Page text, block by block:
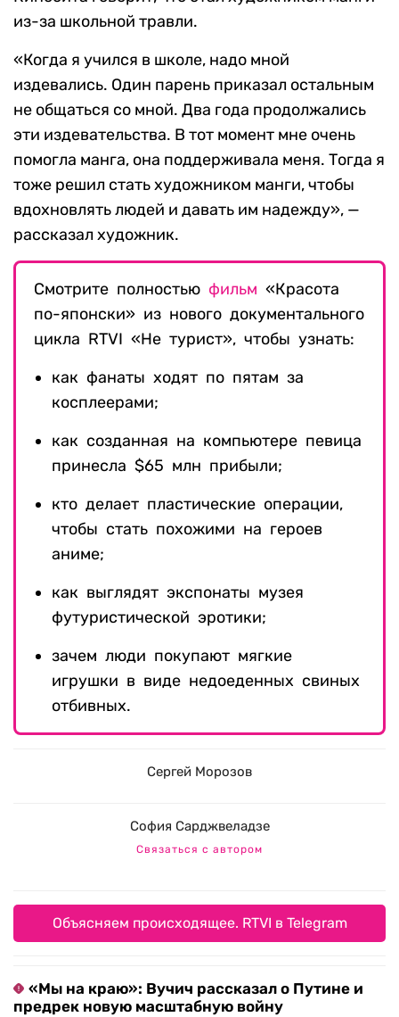
из-за школьной травли.
«Когда я учился в школе, надо мной
издевались. Один парень приказал остальным
не общаться со мной. Два года продолжались
эти издевательства. В тот момент мне очень
помогла манга, она поддерживала меня. Тогда я
тоже решил стать художником манги, чтобы
вдохновлять людей и давать им надежду», —
рассказал художник.
Смотрите полностью фильм «Красота
по-японски» из нового документального
цикла RTVI «Не турист», чтобы узнать:
как фанаты ходят по пятам за
косплеерами;
как созданная на компьютере певица
принесла $65 млн прибыли;
кто делает пластические операции,
чтобы стать похожими на героев
аниме;
как выглядят экспонаты музея
футуристической эротики;
зачем люди покупают мягкие
игрушки в виде недоеденных свиных
отбивных.
Сергей Морозов
София Сарджвеладзе
Связаться с автором
Объясняем происходящее. RTVI в Telegram
«Мы на краю»: Вучич рассказал о Путине и
предрек новую масштабную войну